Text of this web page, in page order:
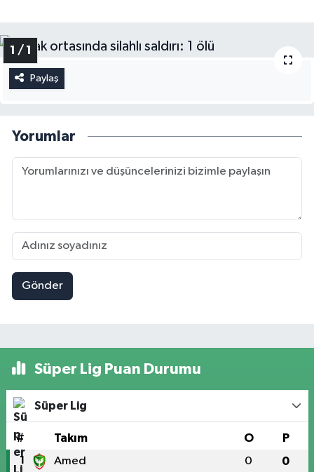
1 / 1
Paylaş
Yorumlar
Gönder
Süper Lig Puan Durumu
Süper Lig
# Takım O P
1 Amed 0 0